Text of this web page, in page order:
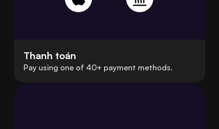
Thanh toán
Pay using one of 40+ payment methods.